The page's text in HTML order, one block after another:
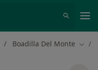
Boadilla Del Monte